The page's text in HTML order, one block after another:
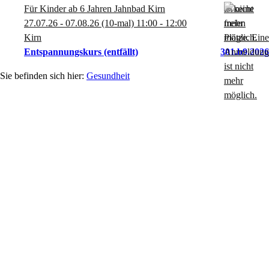
Für Kinder ab 6 Jahren Jahnbad Kirn
27.07.26 - 07.08.26 (10-mal) 11:00 - 12:00
Kirn
Entspannungskurs (entfällt) 301.b9.2026
Gesundheit